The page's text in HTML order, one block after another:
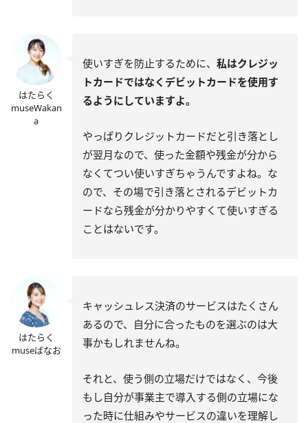
はたらく
museWakan
a
使いすぎを防止するために、 私はクレジッ
トカードではなくデビットカードを使用す
るようにしていますよ。
やっぱりクレジットカードだと引き落とし
が翌月なので、使った金額や残金が分から
なくてつい使いすぎちゃうんですよね。な
ので、その場で引き落とされるデビットカ
ードなら残金が分かりやすくて使いすぎる
ことはないです。
はたらく
museばなお
キャッシュレス決済のサービスはたくさん
あるので、自分に合ったものを選ぶのは大
事かもしれませんね。
それと、使う側の立場だけではなく、今後
もし自分が事業主で導入する側の立場にな
った時に仕組みやサービスの違いを理解し